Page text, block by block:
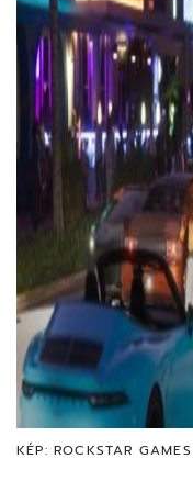
KÉP: ROCKSTAR GAMES